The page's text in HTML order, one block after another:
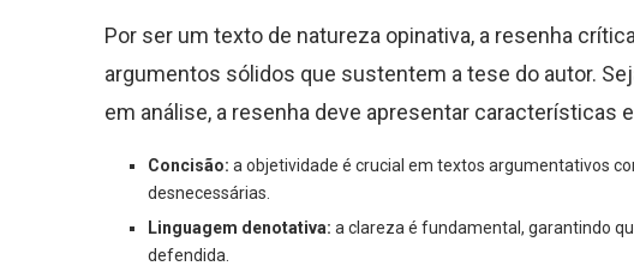
Por ser um texto de natureza opinativa, a resenha
argumentos sólidos que sustentem a tese do autor.
em análise, a resenha deve apresentar características
Concisão: a objetividade é crucial em textos argumentativos
desnecessárias.
Linguagem denotativa: a clareza é fundamental, garantindo
defendida.